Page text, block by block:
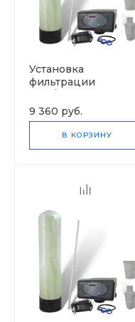
Установка
фильтрации
9 360 руб.
В КОРЗИНУ